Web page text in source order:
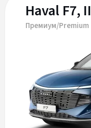
Haval F7, II
Премиум/Premium